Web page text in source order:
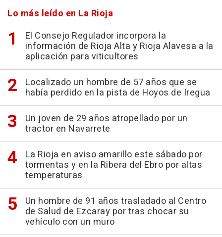
Lo más leído en La Rioja
El Consejo Regulador incorpora la
información de Rioja Alta y Rioja Alavesa a la
aplicación para viticultores
Localizado un hombre de 57 años que se
había perdido en la pista de Hoyos de Iregua
Un joven de 29 años atropellado por un
tractor en Navarrete
La Rioja en aviso amarillo este sábado por
tormentas y en la Ribera del Ebro por altas
temperaturas
Un hombre de 91 años trasladado al Centro
de Salud de Ezcaray por tras chocar su
vehículo con un muro